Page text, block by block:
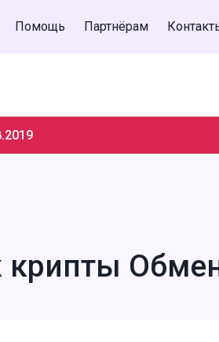
Помощь Партнёрам